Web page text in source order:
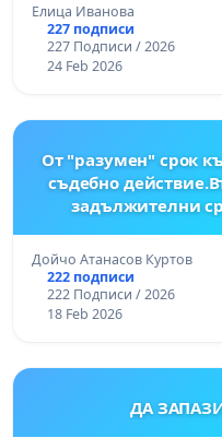
Елица Иванова
227 подписи
227 Подписи / 2026
24 Feb 2026
От "разумен" срок
съдебно
задължителни
Дойчо Атанасов Куртов
222 подписи
222 Подписи / 2026
18 Feb 2026
ДА